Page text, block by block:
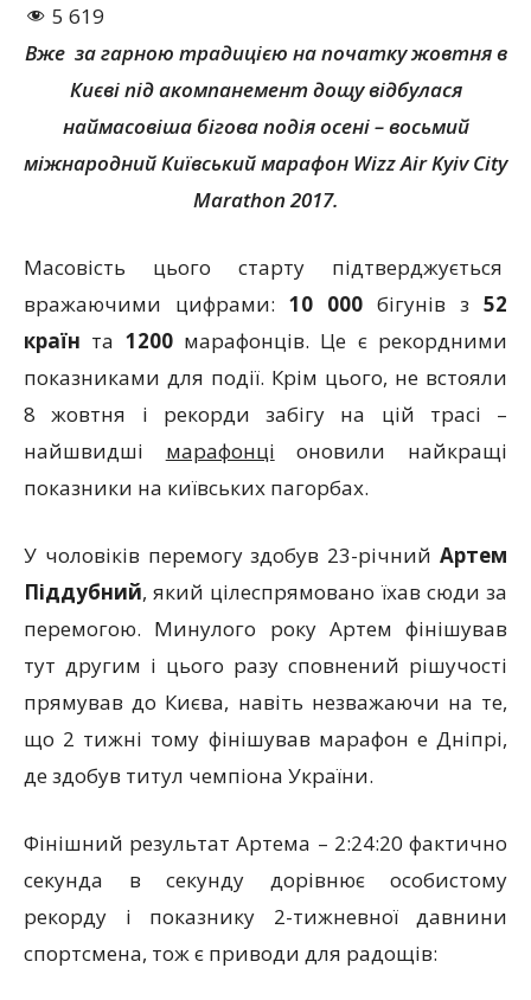
5 619
Вже за гарною традицією на початку жовтня в
Києві під акомпанемент дощу відбулася
наймасовіша бігова подія осені – восьмий
міжнародний Київський марафон Wizz Air Kyiv City
Marathon 2017.
Масовість цього старту підтверджується
вражаючими цифрами: 10 000 бігунів з 52
країн та 1200марафонців. Це є рекордними
показниками для події. Крім цього, не встояли
8 жовтня і рекорди забігу на цій трасі –
найшвидші марафонці оновили найкращі
показники на київських пагорбах.
У чоловіків перемогу здобув 23-річний Артем
Піддубний, який цілеспрямовано їхав сюди за
перемогою. Минулого року Артем фінішував
тут другим і цього разу сповнений рішучості
прямував до Києва, навіть незважаючи на те,
що 2 тижні тому фінішував марафон e Дніпрі,
де здобув титул чемпіона України.
Фінішний результат Артема – 2:24:20 фактично
секунда в секунду дорівнює особистому
рекорду і показнику 2-тижневної давнини
спортсмена, тож є приводи для радощів: